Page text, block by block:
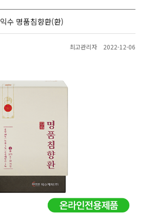
익수 명품침향환(환)
최고관리자 2022-12-06